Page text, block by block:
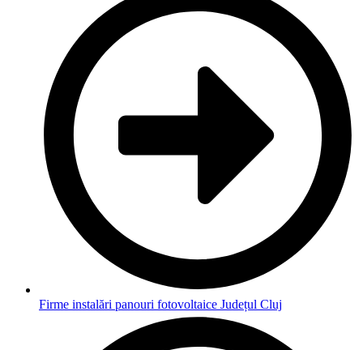
Firme instalări panouri fotovoltaice Județul Cluj